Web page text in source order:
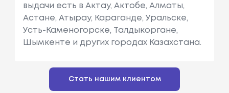
выдачи есть в Актау, Актобе, Алматы,
Астане, Атырау, Караганде, Уральске,
Усть-Каменогорске, Талдыкоргане,
Шымкенте и других городах Казахстана.
Стать нашим клиентом